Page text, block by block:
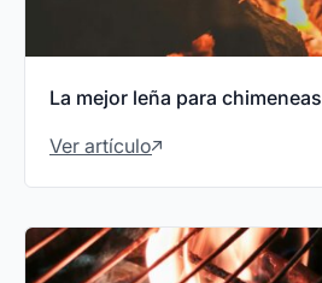
La mejor leña para chimeneas
Ver artículo